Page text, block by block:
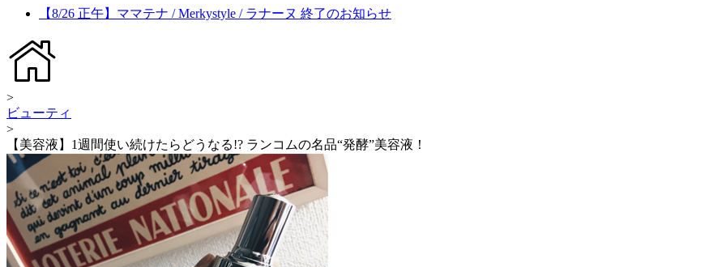
【8/26 正午】ママテナ / Merkystyle / ラナーヌ 終了のお知らせ
>
ビューティ
>
【美容液】1週間使い続けたらどうなる!? ランコムの名品“発酵”美容液！